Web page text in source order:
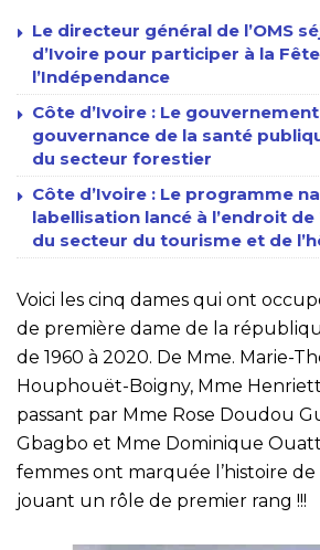
Le directeur général de l’OMS
d’Ivoire pour participer à la
l’Indépendance
Côte d’Ivoire : Le
gouvernance de la santé
du secteur forestier
Côte d’Ivoire : Le programme
labellisation lancé à l’endroit
du secteur du tourisme et de
Voici les cinq dames qui ont
de première dame de la
de 1960 à 2020. De Mme. Marie-
Houphouët-Boigny, Mme
passant par Mme Rose Doudou
Gbagbo et Mme Dominique
femmes ont marquée l’histoire
jouant un rôle de premier rang !!!